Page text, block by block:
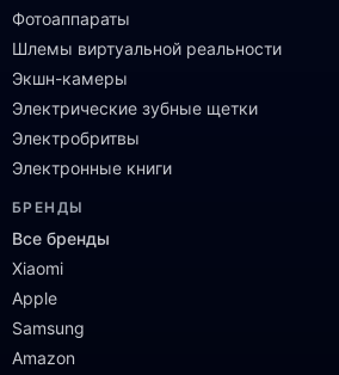
Фотоаппараты
Шлемы виртуальной реальности
Экшн-камеры
Электрические зубные щетки
Электробритвы
Электронные книги
БРЕНДЫ
Все бренды
Xiaomi
Apple
Samsung
Amazon